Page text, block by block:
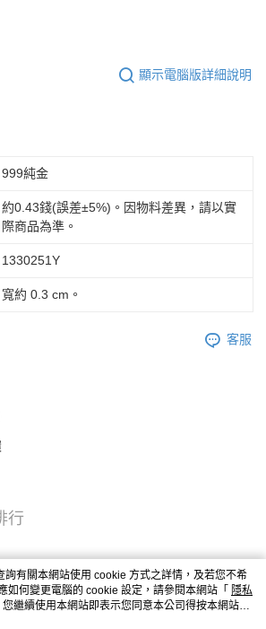
顯示電腦版詳細說明
999純金
約0.43錢(誤差±5%)。因物料差異，請以實
際商品為準。
1330251Y
寬約 0.3 cm。
客服
行
詢有關本網站使用 cookie 方式之詳情，及若您不希
如何變更電腦的 cookie 設定，請參閱本網站「 隱私
繼續使用本網站即表示您同意本公司得按本網站使
。